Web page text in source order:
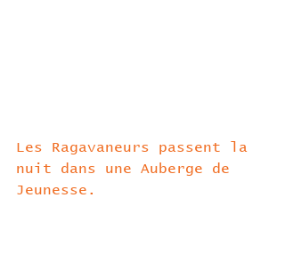
Les Ragavaneurs passent la
nuit dans une Auberge de
Jeunesse.